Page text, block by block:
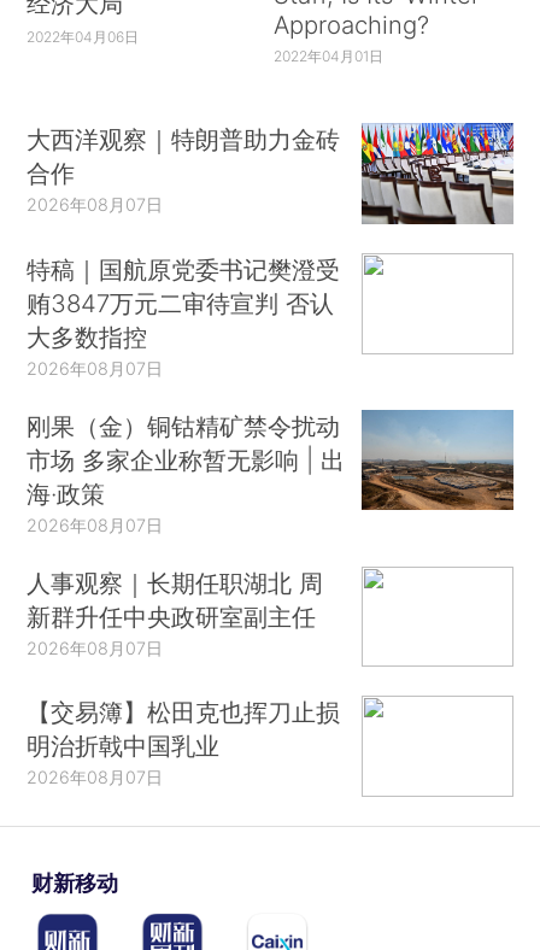
2022年04月06日
Approaching?
2022年04月01日
大西洋观察｜特朗普助力金砖
合作
2026年08月07日
特稿｜国航原党委书记樊澄受
贿3847万元二审待宣判 否认
大多数指控
2026年08月07日
刚果（金）铜钴精矿禁令扰动
市场 多家企业称暂无影响 | 出
海·政策
2026年08月07日
人事观察｜长期任职湖北 周
新群升任中央政研室副主任
2026年08月07日
【交易簿】松田克也挥刀止损
明治折戟中国乳业
2026年08月07日
财新移动